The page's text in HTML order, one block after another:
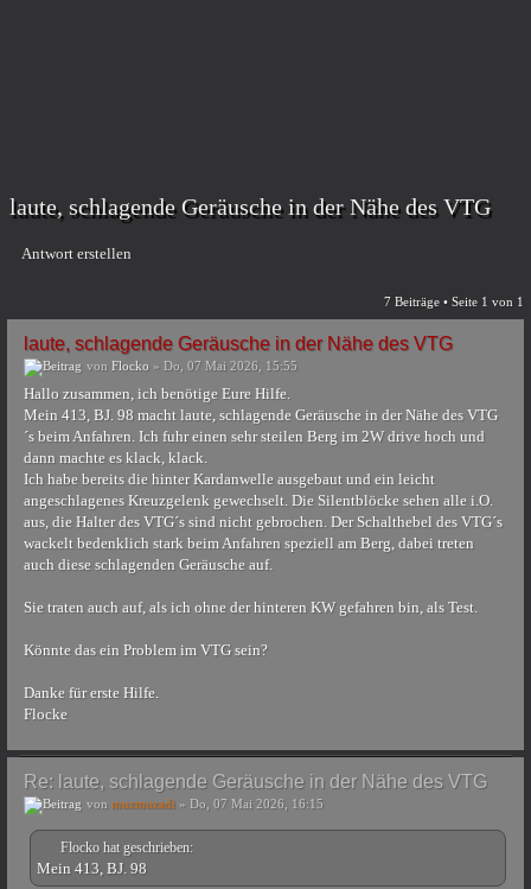
laute, schlagende Geräusche in der Nähe des VTG
Antwort erstellen
7 Beiträge • Seite 1 von 1
laute, schlagende Geräusche in der Nähe des VTG
von Flocko » Do, 07 Mai 2026, 15:55
Hallo zusammen, ich benötige Eure Hilfe.
Mein 413, BJ. 98 macht laute, schlagende Geräusche in der Nähe des VTG
´s beim Anfahren. Ich fuhr einen sehr steilen Berg im 2W drive hoch und
dann machte es klack, klack.
Ich habe bereits die hinter Kardanwelle ausgebaut und ein leicht
angeschlagenes Kreuzgelenk gewechselt. Die Silentblöcke sehen alle i.O.
aus, die Halter des VTG´s sind nicht gebrochen. Der Schalthebel des VTG´s
wackelt bedenklich stark beim Anfahren speziell am Berg, dabei treten
auch diese schlagenden Geräusche auf.
Sie traten auch auf, als ich ohne der hinteren KW gefahren bin, als Test.
Könnte das ein Problem im VTG sein?
Danke für erste Hilfe.
Flocke
Re: laute, schlagende Geräusche in der Nähe des VTG
von muzmuzadi » Do, 07 Mai 2026, 16:15
Flocko hat geschrieben:
Mein 413, BJ. 98